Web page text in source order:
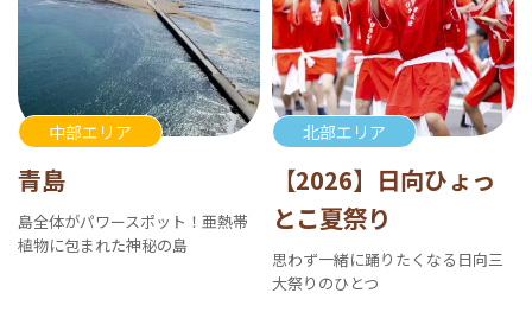
中部エリア
青島
島全体がパワースポット！亜熱帯
植物に包まれた神秘の島
北部エリア
【2026】日向ひょっ
とこ夏祭り
思わず一緒に踊りたくなる日向三
大祭りのひとつ